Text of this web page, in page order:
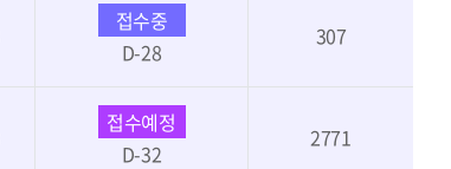
접수중
D-28
307
접수예정
D-32
2771